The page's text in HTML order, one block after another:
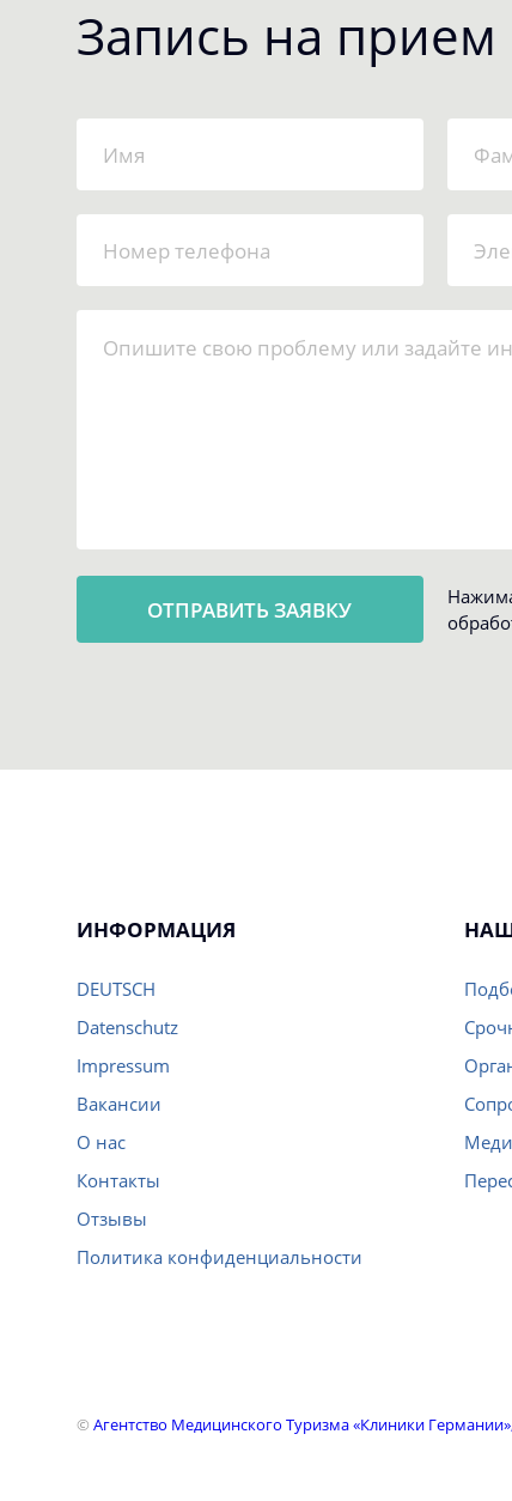
Запись на прием
ИНФОРМАЦИЯ
DEUTSCH
Datenschutz
Impressum
Вакансии
О нас
Контакты
Отзывы
Политика конфиденциальности
© Агентство Медицинского Туризма «Клиники